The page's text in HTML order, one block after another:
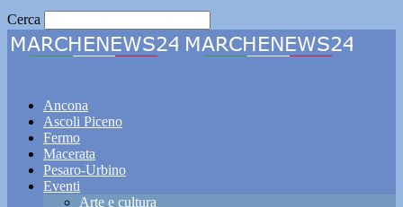
Cerca
Ancona
Ascoli Piceno
Fermo
Macerata
Pesaro-Urbino
Eventi
Arte e cultura